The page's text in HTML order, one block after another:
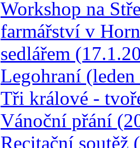
Workshop na
farmářství v
sedlářem
Legohraní
Tři králové -
Vánoční přání
Recitační soutěž